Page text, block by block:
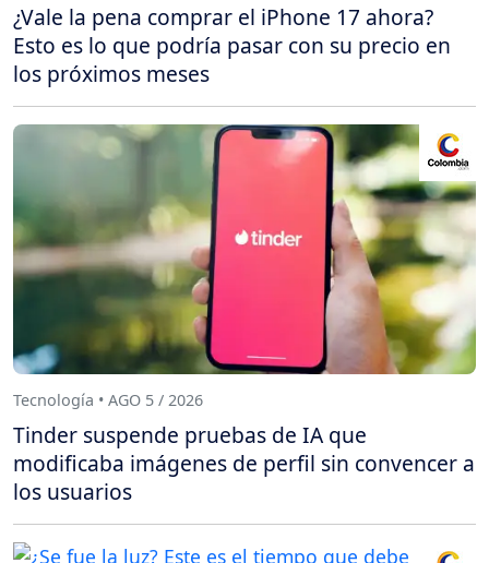
¿Vale la pena comprar el iPhone 17 ahora?
Esto es lo que podría pasar con su precio en
los próximos meses
Tecnología • AGO 5 / 2026
Tinder suspende pruebas de IA que
modificaba imágenes de perfil sin convencer a
los usuarios